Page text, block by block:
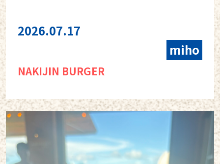
2026.07.17
miho
NAKIJIN BURGER